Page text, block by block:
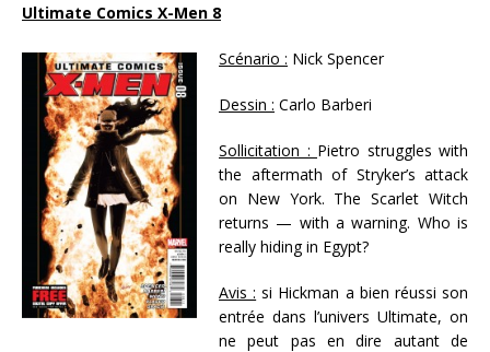
Ultimate Comics X-Men 8
Scénario : Nick Spencer
Dessin : Carlo Barberi
Sollicitation : Pietro struggles with
the aftermath of Stryker’s attack
on New York. The Scarlet Witch
returns — with a warning. Who is
really hiding in Egypt?
Avis : si Hickman a bien réussi son
entrée dans l’univers Ultimate, on
ne peut pas en dire autant de